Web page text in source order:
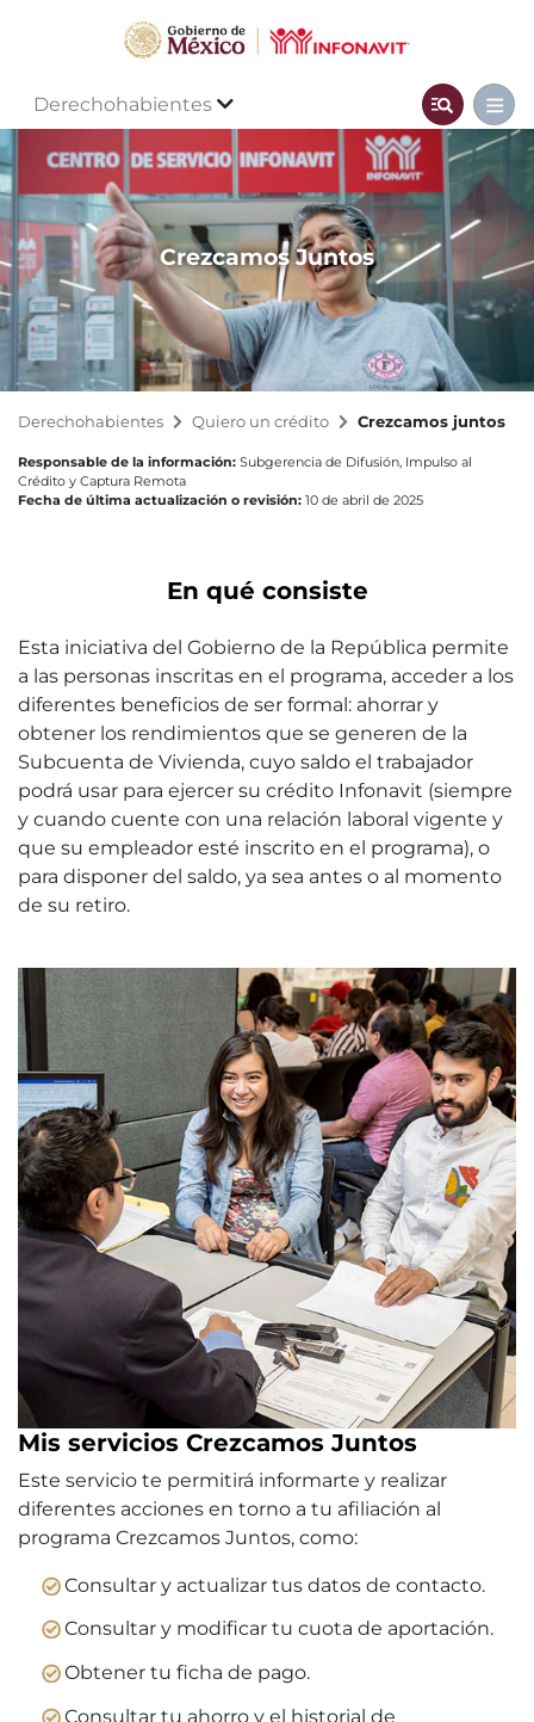
Derechohabientes
Crezcamos Juntos
Derechohabientes Quiero un crédito Crezcamos juntos
Responsable de la información: Subgerencia de Difusión, Impulso al
Crédito y Captura Remota
Fecha de última actualización o revisión: 10 de abril de 2025
En qué consiste
Esta iniciativa del Gobierno de la República permite
a las personas inscritas en el programa, acceder a los
diferentes beneficios de ser formal: ahorrar y
obtener los rendimientos que se generen de la
Subcuenta de Vivienda, cuyo saldo el trabajador
podrá usar para ejercer su crédito Infonavit (siempre
y cuando cuente con una relación laboral vigente y
que su empleador esté inscrito en el programa), o
para disponer del saldo, ya sea antes o al momento
de su retiro.
Mis servicios Crezcamos Juntos
Este servicio te permitirá informarte y realizar
diferentes acciones en torno a tu afiliación al
programa Crezcamos Juntos, como:
Consultar y actualizar tus datos de contacto.
Consultar y modificar tu cuota de aportación.
Obtener tu ficha de pago.
Consultar tu ahorro y el historial de